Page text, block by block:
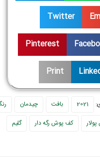
Twitter
Pinterest
Print
2021 بافت چیدمان
کف پوش رگه دار گلیم